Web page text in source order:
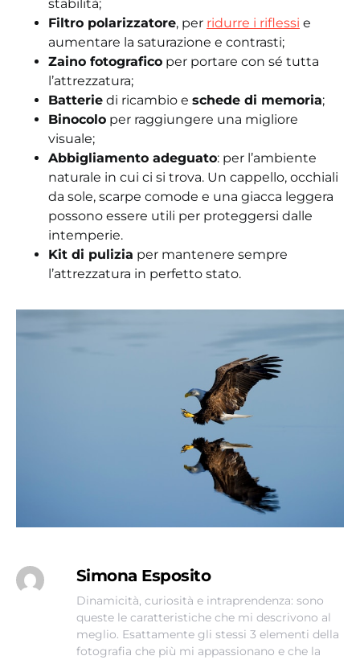
stabilità;
Filtro polarizzatore, per ridurre i riflessi e
aumentare la saturazione e contrasti;
Zaino fotografico per portare con sé tutta
l’attrezzatura;
Batterie di ricambio e schede di memoria;
Binocolo per raggiungere una migliore
visuale;
Abbigliamento adeguato: per l’ambiente
naturale in cui ci si trova. Un cappello, occhiali
da sole, scarpe comode e una giacca leggera
possono essere utili per proteggersi dalle
intemperie.
Kit di pulizia per mantenere sempre
l’attrezzatura in perfetto stato.
Simona Esposito
Dinamicità, curiosità e intraprendenza: sono
queste le caratteristiche che mi descrivono al
meglio. Esattamente gli stessi 3 elementi della
fotografia che più mi appassionano e che la